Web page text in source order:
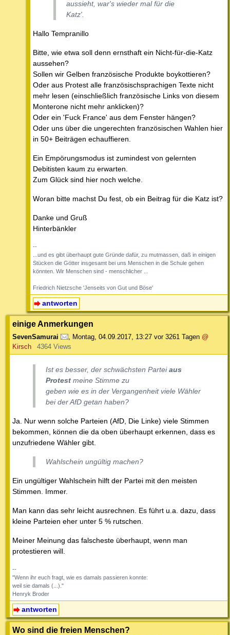
aussieht, war's wieder mal für die
Katz'.
Hallo Tempranillo
Bitte, wie etwa soll denn ernsthaft ein Nicht-für-die-Katz
aussehen?
Sollen wir Gelben französische Produkte boykottieren?
Oder aus Protest alle französischsprachigen Texte nicht
mehr lesen (einschließlich französische Links von diesem
Monterone nicht mehr anklicken)?
Oder ein 'Fuck France' aus dem Fenster hängen?
Oder uns über die ungerechten französischen Wahlen hier
in 50+ Beiträgen echauffieren.
Ein Empörungsmodus ist zumindest von gelernten
Debitisten kaum zu erwarten.
Zum Glück sind hier noch welche.
Woran bitte machst Du fest, ob ein Beitrag für die Katz ist?
Danke und Gruß
Hinterbänkler
--
...und es gibt überhaupt gute Gründe dafür, zu mutmassen, daß in einigen
Stücken die Götter insgesamt bei uns Menschen in die Schule gehen
könnten. Wir Menschen sind - menschlicher ...
Friedrich Nietzsche 'Jenseits von Gut und Böse'
antworten
einige Anmerkungen
SevenSamurai , Montag, 04.09.2017, 13:27 vor 3261 Tagen @
Kirsch
4364 Views
Ist es besser, der schwächsten Parteiaus
Protest meine Stimme zu
geben wie es in der Vergangenheit viele Wähler
bei der AfD getan haben?
Ja. Nur wenn solche Parteien (AfD, Die Linke) viele Stimmen
bekommen, können die da oben überhaupt erkennen, dass es
unzufriedene Wähler gibt.
Wahlschein ungültig machen?
Ein ungültiger Wahlschein hilft der Partei mit den meisten
Stimmen. Immer.
Man kann das sehr leicht ausrechnen. Es führt u.a. dazu, dass
kleine Parteien eher unter 5 % rutschen.
Meiner Meinung das falscheste überhaupt, wenn man
protestieren will.
--
"Wenn ihr euch fragt, wie es damals passieren konnte:
weil sie damals (...)."
Henryk Broder
antworten
Wo sind die freien Menschen?